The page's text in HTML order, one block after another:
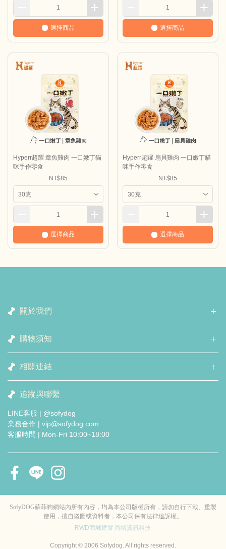
選擇商品 選擇商品
Hyperr超躍 章魚雞肉 一口嫩丁貓
咪手作零食
NT$85
選擇商品
Hyperr超躍 扇貝雞肉 一口嫩丁貓
咪手作零食
NT$85
選擇商品
關於我們
購物須知
相關連結
追蹤與聯繫
LINE客服 | @sofydog
業務合作 | vip@sofydog.com
客服時間 | Mon-Fri 10:00~18:00
SofyDOG蘇菲狗網站內所有內容，均為本公司版權所有，請勿自行下載、重製
使用，擅自盜圖或資料者，本公司保有法律追訴權。
RWD商城建置 尚峪資訊科技
Copyright © 2006 Sofydog. All rights reserved.